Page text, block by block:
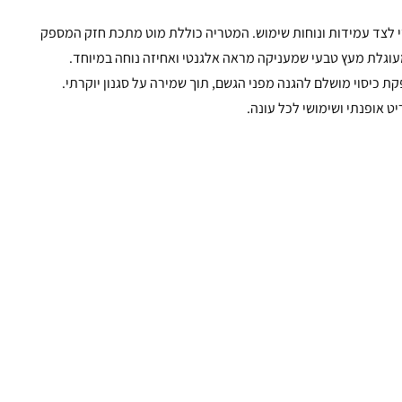
לצד עמידות ונוחות שימוש. המטריה כוללת מוט מתכת חזק המספק
מעץ טבעי שמעניקה מראה אלגנטי ואחיזה נוחה במיוחד.
מספקת כיסוי מושלם להגנה מפני הגשם, תוך שמירה על סגנון יוקרתי.
ושימושי לכל עונה.